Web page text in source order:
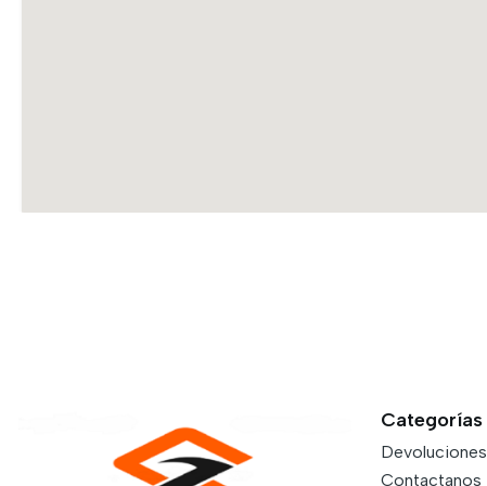
Categorías
Devoluciones
Contactanos